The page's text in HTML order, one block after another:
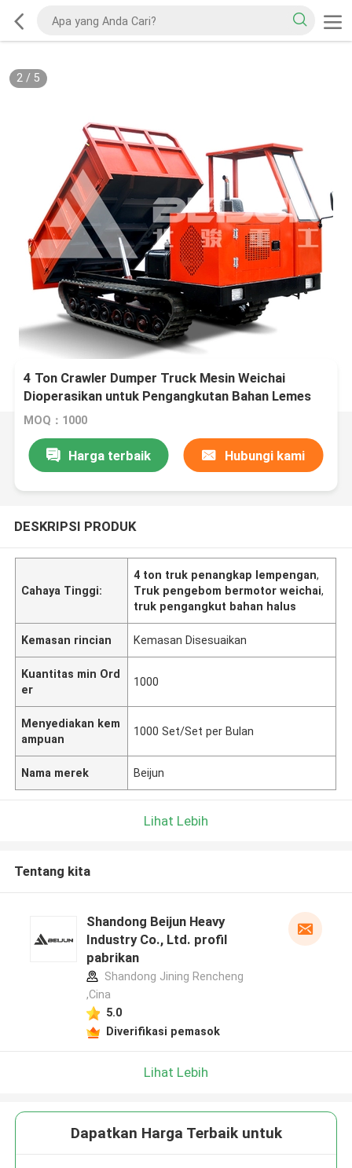
2/ 5
4 Ton Crawler Dumper Truck Mesin Weichai
Dioperasikan untuk Pengangkutan Bahan Lemes
MOQ：1000
Harga terbaik Hubungi kami
DESKRIPSI PRODUK
Cahaya Tinggi:
4 ton truk penangkap lempengan,
Truk pengebom bermotor weichai,
truk pengangkut bahan halus
Kemasan rincian Kemasan Disesuaikan
Kuantitas min Ord
er
1000
Menyediakan kem
ampuan
1000 Set/Set per Bulan
Nama merek Beijun
Lihat Lebih
Tentang kita
Shandong Beijun Heavy
Industry Co., Ltd. profil
pabrikan
Shandong Jining Rencheng
,Cina
5.0
Diverifikasi pemasok
Lihat Lebih
Dapatkan Harga Terbaik untuk